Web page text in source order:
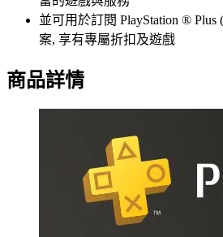
並可用於訂閱 PlayStation ® Plus
案, 享有專屬折扣及遊戲
商品詳情